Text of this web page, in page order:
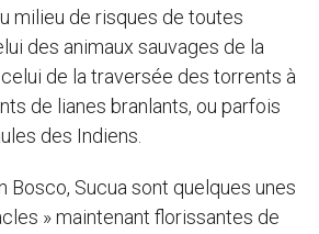
milieu de risques de toutes
des animaux sauvages de la
de la traversée des torrents à
de lianes branlants, ou parfois
des Indiens.
Bosco, Sucua sont quelques unes
» maintenant florissantes de